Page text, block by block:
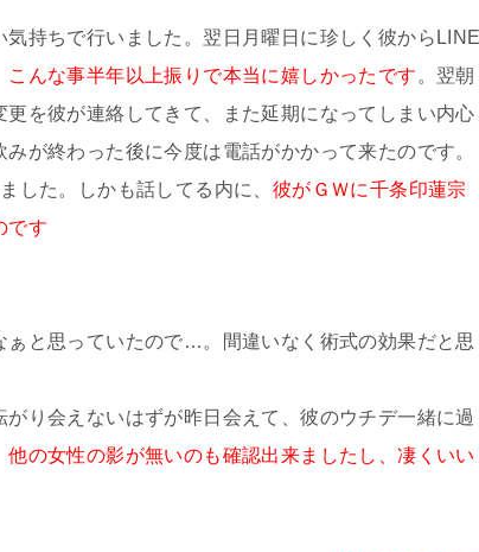
持ちで行いました。翌日月曜日に珍しく彼から
こんな事半年以上振りで本当に嬉しかったです 。翌朝
を彼が連絡してきて、また延期になってしまい内心
が終わった後に今度は電話がかかって来たのです。
した。しかも話してる内に、 彼がＧＷに千条印蓮宗
です
と思っていたので…。間違いなく術式の効果だと思
り会えないはずが昨日会えて、彼のウチデ一緒に過
他の女性の影が無いのも確認出来ましたし、凄くいい